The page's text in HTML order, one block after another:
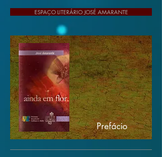
ESPAÇO LITERÁRIO JOSÉ AMARANTE
Prefácio